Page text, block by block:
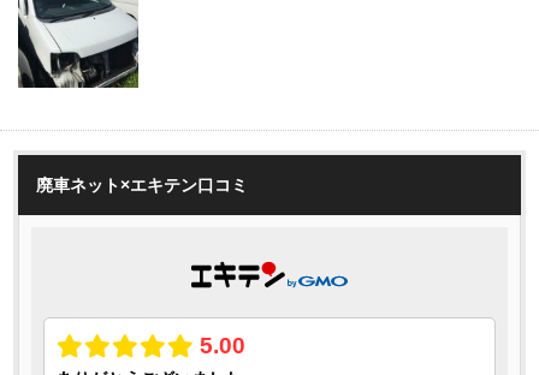
廃車ネット×エキテン口コミ